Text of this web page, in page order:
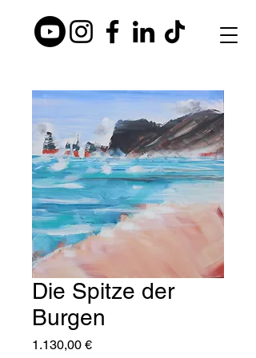
Die Spitze der
Burgen
1.130,00 €Preis